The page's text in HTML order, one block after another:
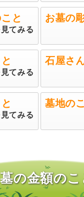
と
てみる
お墓の
てみる
石屋さ
てみる
墓地の
の金額のこ